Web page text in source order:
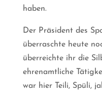
haben.
Der Präsident des
überraschte heute
überreichte ihr die
ehrenamtliche
war hier Teili, Spüli,